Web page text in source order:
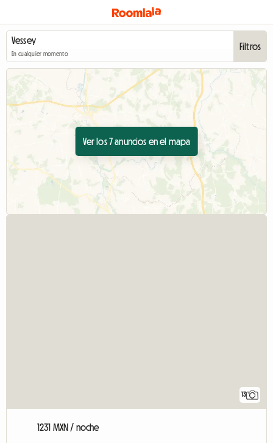
En cualquier momento
Filtros
Ver los 7 anuncios en el mapa
13
1231 MXN / noche